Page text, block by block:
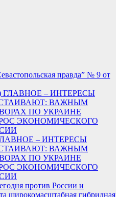
правда” № 9 от
ГЛАВНОЕ – ИНТЕРЕСЫ
ВАЖНЫМ
ПО УКРАИНЕ
ЭКОНОМИЧЕСКОГО